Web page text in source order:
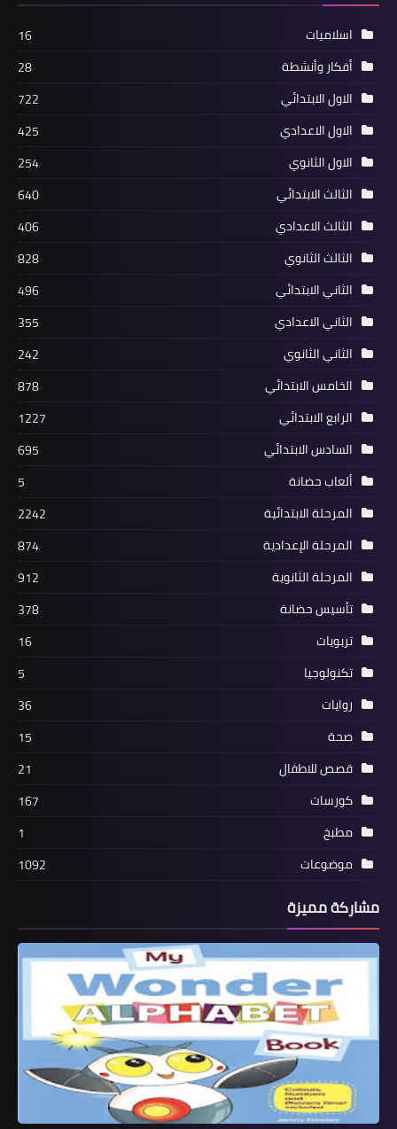
اسلاميات
16
أفكار وأنشطة
28
الاول الابتدائي
722
الاول الاعدادي
425
الاول الثانوي
254
الثالث الابتدائي
640
الثالث الاعدادي
406
الثالث الثانوي
828
الثاني الابتدائي
496
الثاني الاعدادي
355
الثاني الثانوي
242
الخامس الابتدائي
878
الرابع الابتدائي
1227
السادس الابتدائي
695
ألعاب حضانة
5
المرحلة الابتدائية
2242
المرحلة الإعدادية
874
المرحلة الثانوية
912
تأسيس حضانة
378
تربويات
16
تكنولوجيا
5
روايات
36
صحة
15
قصص للاطفال
21
كورسات
167
مطبخ
1
موضوعات
1092
مشاركة مميزة